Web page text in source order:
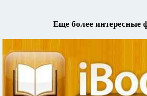
Еще более интересные